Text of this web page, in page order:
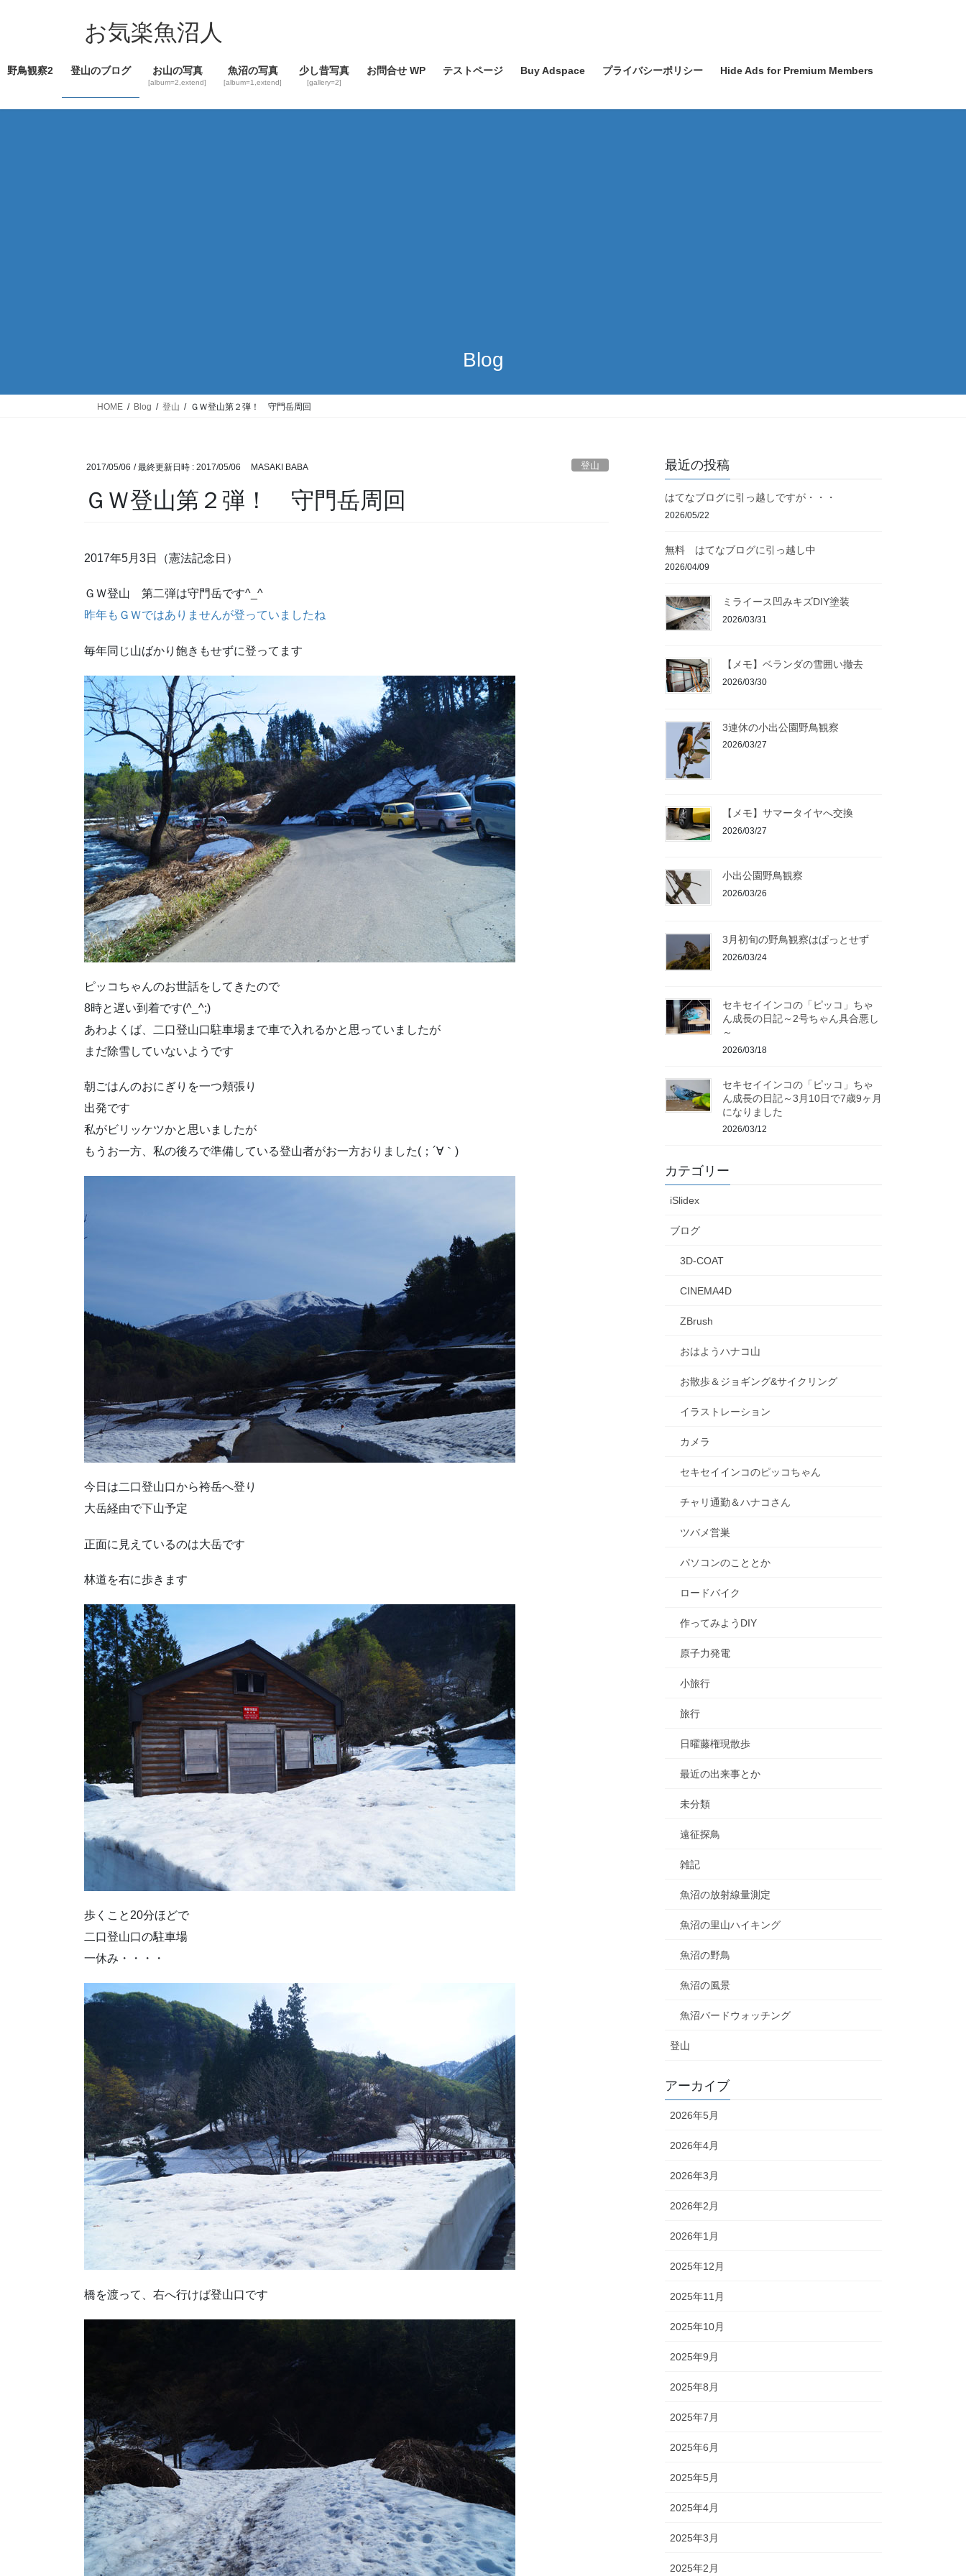
ツ
ス
シ
ン
お気楽魚沼人
野鳥観察2 登山のブログ お山の写真
[album=2,extend]
魚沼の写真
[album=1,extend]
少し昔写真
[gallery=2]
お問合せ WP テストページ Buy Adspace プライバシーポリシー Hide Ads for Premium Members
Blog
HOME Blog 登山 ＧＷ登山第２弾！ 守門岳周回
2017/05/06 / 最終更新日時 : 2017/05/06 MASAKI BABA 登山
ＧＷ登山第２弾！ 守門岳周回
2017年5月3日（憲法記念日）
ＧＷ登山 第二弾は守門岳です^_^
昨年もＧＷではありませんが登っていましたね
毎年同じ山ばかり飽きもせずに登ってます
ピッコちゃんのお世話をしてきたので
8時と遅い到着です(^_^;)
あわよくば、二口登山口駐車場まで車で入れるかと思っていましたが
まだ除雪していないようです
朝ごはんのおにぎりを一つ頬張り
出発です
私がビリッケツかと思いましたが
もうお一方、私の後ろで準備している登山者がお一方おりました(；´∀｀)
今日は二口登山口から袴岳へ登り
大岳経由で下山予定
正面に見えているのは大岳です
林道を右に歩きます
歩くこと20分ほどで
二口登山口の駐車場
一休み・・・・
橋を渡って、右へ行けば登山口です
最近の投稿
はてなブログに引っ越しですが・・・
2026/05/22
無料 はてなブログに引っ越し中
2026/04/09
ミライース凹みキズDIY塗装
2026/03/31
【メモ】ベランダの雪囲い撤去
2026/03/30
3連休の小出公園野鳥観察
2026/03/27
【メモ】サマータイヤへ交換
2026/03/27
小出公園野鳥観察
2026/03/26
3月初旬の野鳥観察はぱっとせず
2026/03/24
セキセイインコの「ピッコ」ちゃ
ん成長の日記～2号ちゃん具合悪し
～
2026/03/18
セキセイインコの「ピッコ」ちゃ
ん成長の日記～3月10日で7歳9ヶ月
になりました
2026/03/12
カテゴリー
iSlidex
ブログ
3D-COAT
CINEMA4D
ZBrush
おはようハナコ山
お散歩＆ジョギング&サイクリング
イラストレーション
カメラ
セキセイインコのピッコちゃん
チャリ通勤＆ハナコさん
ツバメ営巣
パソコンのこととか
ロードバイク
作ってみようDIY
原子力発電
小旅行
旅行
日曜藤権現散歩
最近の出来事とか
未分類
遠征探鳥
雑記
魚沼の放射線量測定
魚沼の里山ハイキング
魚沼の野鳥
魚沼の風景
魚沼バードウォッチング
登山
アーカイブ
2026年5月
2026年4月
2026年3月
2026年2月
2026年1月
2025年12月
2025年11月
2025年10月
2025年9月
2025年8月
2025年7月
2025年6月
2025年5月
2025年4月
2025年3月
2025年2月